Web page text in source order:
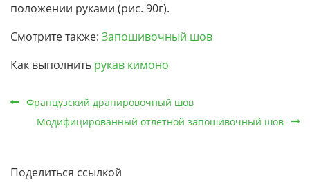
положении руками (рис. 90г).
Смотрите также: Запошивочный шов
Как выполнить рукав кимоно
Французский драпировочный шов
Модифицированный отлетной запошивочный шов
Поделиться ссылкой